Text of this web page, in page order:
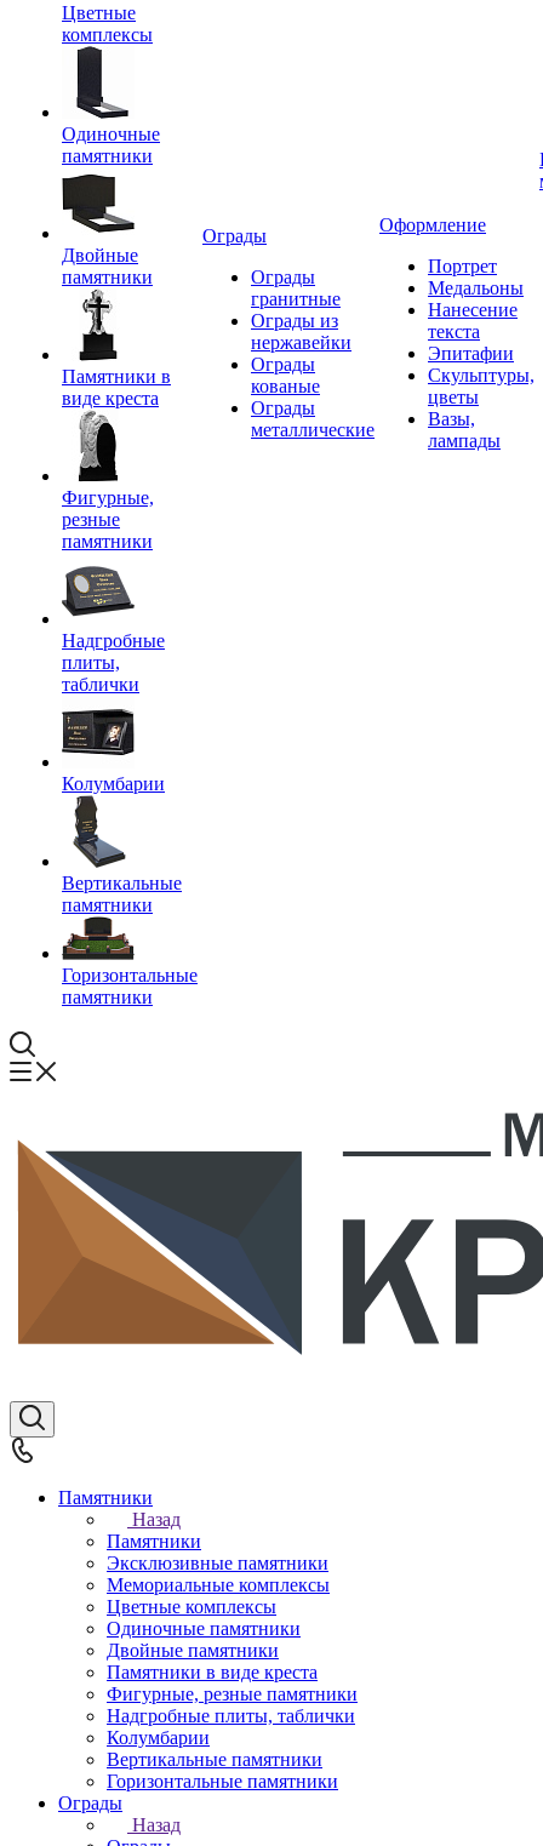
Цветные
комплексы
Одиночные
памятники
Двойные
памятники
Памятники в
виде креста
Фигурные,
резные
памятники
Надгробные
плиты,
таблички
Колумбарии
Вертикальные
памятники
Горизонтальные
памятники
Ограды
Ограды
гранитные
Ограды из
нержавейки
Ограды
кованые
Ограды
металлические
Оформление
Портрет
Медальоны
Нанесение
текста
Эпитафии
Скульптуры,
цветы
Вазы,
лампады
Памятники
Назад
Памятники
Эксклюзивные памятники
Мемориальные комплексы
Цветные комплексы
Одиночные памятники
Двойные памятники
Памятники в виде креста
Фигурные, резные памятники
Надгробные плиты, таблички
Колумбарии
Вертикальные памятники
Горизонтальные памятники
Ограды
Назад